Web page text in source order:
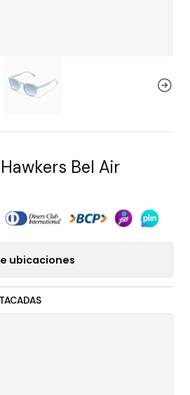
Bel Air
ubicaciones